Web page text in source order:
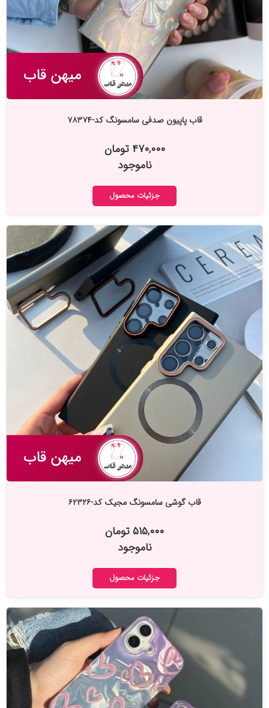
قاب پاپیون صدفی سامسونگ کد-۷۸۳۷۴
۴۷۰,۰۰۰ تومان
ناموجود
جزئیات محصول
قاب گوشی سامسونگ مجیک کد-۶۲۳۲۶
۵۱۵,۰۰۰ تومان
ناموجود
جزئیات محصول